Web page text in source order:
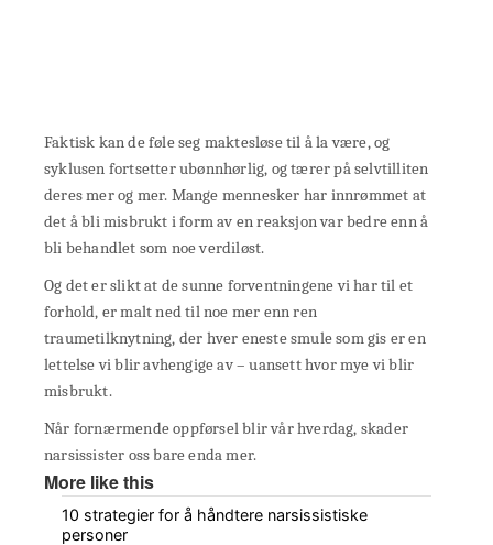
Faktisk kan de føle seg maktesløse til å la være, og
syklusen fortsetter ubønnhørlig, og tærer på selvtilliten
deres mer og mer. Mange mennesker har innrømmet at
det å bli misbrukt i form av en reaksjon var bedre enn å
bli behandlet som noe verdiløst.
Og det er slikt at de sunne forventningene vi har til et
forhold, er malt ned til noe mer enn ren
traumetilknytning, der hver eneste smule som gis er ​​en
lettelse vi blir avhengige av – uansett hvor mye vi blir
misbrukt.
Når fornærmende oppførsel blir vår hverdag, skader
narsissister oss bare enda mer.
More like this
10 strategier for å håndtere narsissistiske
personer